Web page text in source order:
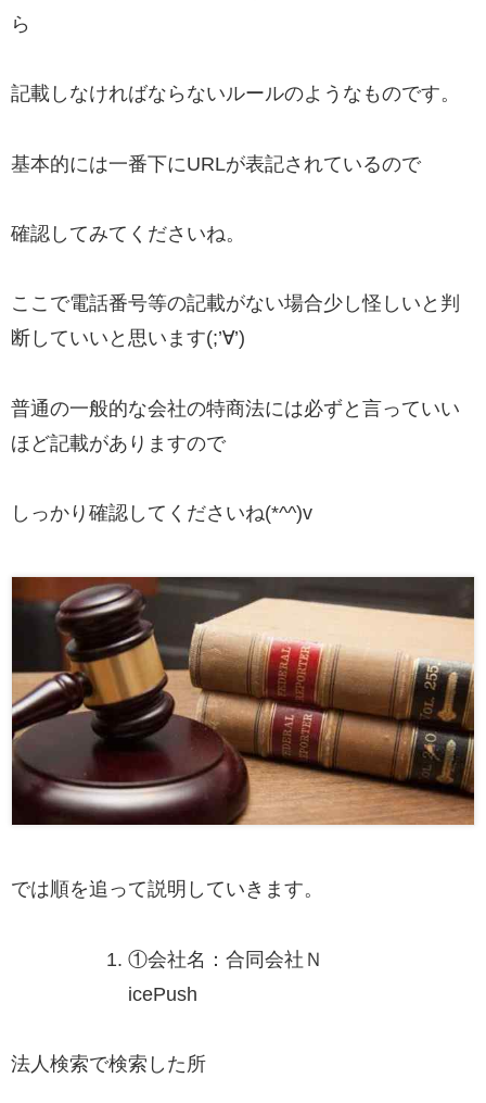
ら
記載しなければならないルールのようなものです。
基本的には一番下にURLが表記されているので
確認してみてくださいね。
ここで電話番号等の記載がない場合少し怪しいと判
断していいと思います(;’∀’)
普通の一般的な会社の特商法には必ずと言っていい
ほど記載がありますので
しっかり確認してくださいね(*^^)v
では順を追って説明していきます。
①会社名：合同会社Ｎ
icePush
法人検索で検索した所